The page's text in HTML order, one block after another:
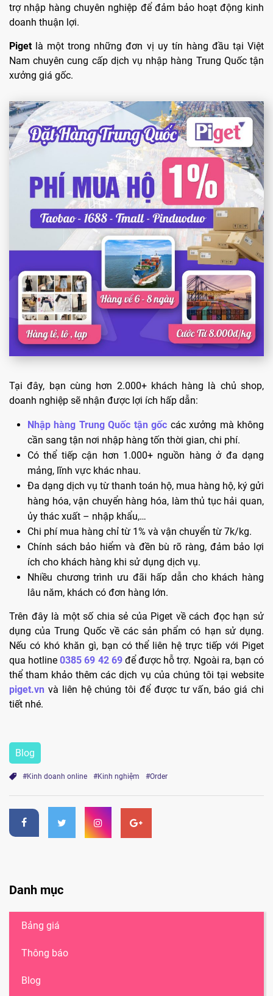
trợ nhập hàng chuyên nghiệp để đảm bảo hoạt động kinh
doanh thuận lợi.
Pigetlà một trong những đơn vị uy tín hàng đầu tại Việt
Nam chuyên cung cấp dịch vụ nhập hàng Trung Quốc tận
xưởng giá gốc.
Tại đây, bạn cùng hơn 2.000+ khách hàng là chủ shop,
doanh nghiệp sẽ nhận được lợi ích hấp dẫn:
Nhập hàng Trung Quốc tận gốc các xưởng mà không
cần sang tận nơi nhập hàng tốn thời gian, chi phí.
Có thể tiếp cận hơn 1.000+ nguồn hàng ở đa dạng
mảng, lĩnh vực khác nhau.
Đa dạng dịch vụ từ thanh toán hộ, mua hàng hộ, ký gửi
hàng hóa, vận chuyển hàng hóa, làm thủ tục hải quan,
ủy thác xuất – nhập khẩu,…
Chi phí mua hàng chỉ từ 1% và vận chuyển từ 7k/kg.
Chính sách bảo hiểm và đền bù rõ ràng, đảm bảo lợi
ích cho khách hàng khi sử dụng dịch vụ.
Nhiều chương trình ưu đãi hấp dẫn cho khách hàng
lâu năm, khách có đơn hàng lớn.
Trên đây là một số chia sẻ của Piget về cách đọc hạn sử
dụng của Trung Quốc về các sản phẩm có hạn sử dụng.
Nếu có khó khăn gì, bạn có thể liên hệ trực tiếp với Piget
qua hotline0385 69 42 69để được hỗ trợ. Ngoài ra, bạn có
thể tham khảo thêm các dịch vụ của chúng tôi tại website
piget.vn và liên hệ chúng tôi để được tư vấn, báo giá chi
tiết nhé.
Blog
#Kinh doanh online #Kinh nghiệm #Order
Danh mục
Bảng giá
Thông báo
Blog